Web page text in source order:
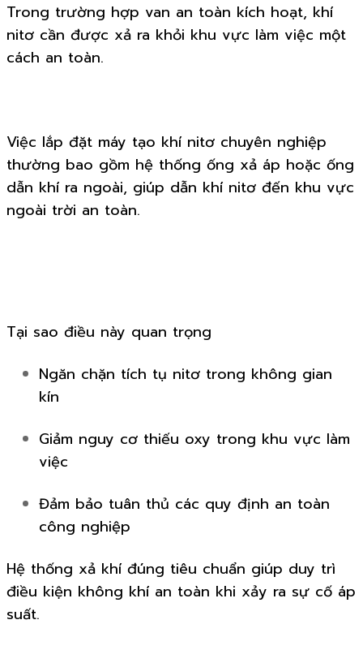
Trong trường hợp van an toàn kích hoạt, khí
nitơ cần được xả ra khỏi khu vực làm việc một
cách an toàn.
Việc lắp đặt máy tạo khí nitơ chuyên nghiệp
thường bao gồm hệ thống ống xả áp hoặc ống
dẫn khí ra ngoài, giúp dẫn khí nitơ đến khu vực
ngoài trời an toàn.
Tại sao điều này quan trọng
Ngăn chặn tích tụ nitơ trong không gian
kín
Giảm nguy cơ thiếu oxy trong khu vực làm
việc
Đảm bảo tuân thủ các quy định an toàn
công nghiệp
Hệ thống xả khí đúng tiêu chuẩn giúp duy trì
điều kiện không khí an toàn khi xảy ra sự cố áp
suất.